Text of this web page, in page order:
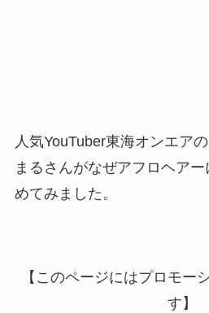
人気YouTuber東海オンエア
まるさんがなぜアフロヘア
めてみました。
【このページにはプロモー
す】